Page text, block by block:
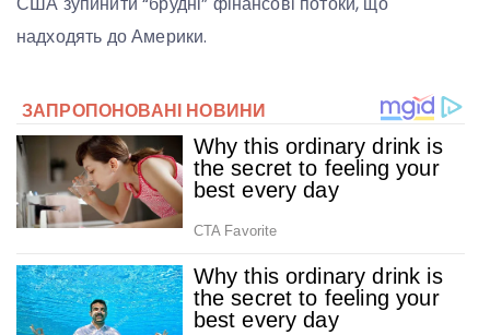
надходять до Америки.